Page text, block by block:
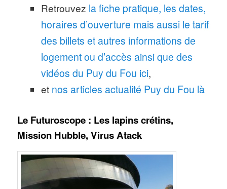
Retrouvez la fiche pratique, les dates,
horaires d’ouverture mais aussi le tarif
des billets et autres informations de
logement ou d’accès ainsi que des
vidéos du Puy du Fou ici,
et nos articles actualité Puy du Fou là
Le Futuroscope : Les lapins crétins,
Mission Hubble, Virus Atack